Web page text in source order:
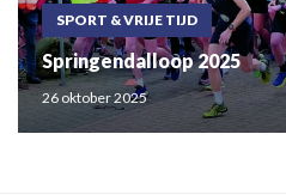
SPORT & VRIJE TIJD
Springendalloop 2025
26 oktober 2025